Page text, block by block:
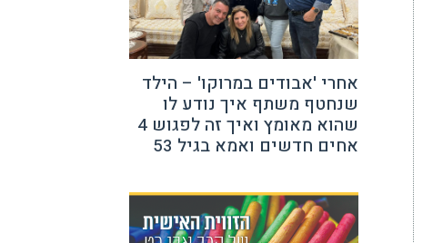
אחרי 'אבודים במרוקו' – הילד
שנחטף משתף איך נודע לו
שהוא מאומץ ואיך זה לפגוש 4
אחים חדשים ואמא בגיל 53